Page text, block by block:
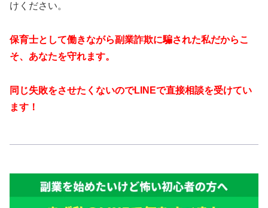
けください。
保育士として働きながら副業詐欺に騙された私だからこ
そ、あなたを守れます。
同じ失敗をさせたくないのでLINEで直接相談を受けてい
ます！